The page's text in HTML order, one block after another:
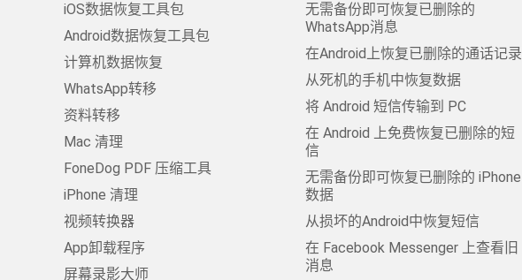
iOS数据恢复工具包
Android数据恢复工具包
计算机数据恢复
WhatsApp转移
资料转移
Mac 清理
FoneDog PDF 压缩工具
iPhone 清理
视频转换器
App卸载程序
屏幕录影大师
无需备份即可恢复已删除的
WhatsApp消息
在Android上恢复已删除的通话记录
从死机的手机中恢复数据
将 Android 短信传输到 PC
在 Android 上免费恢复已删除的短
信
无需备份即可恢复已删除的 iPhone
数据
从损坏的Android中恢复短信
在 Facebook Messenger 上查看旧
消息